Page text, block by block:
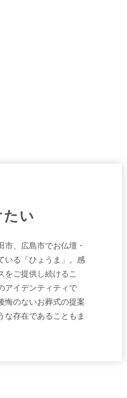
い
、広島市でお仏壇・
いる「ひょうま」。感
をご提供し続けるこ
アイデンティティで
悔のないお葬式の提案
な存在であることもま